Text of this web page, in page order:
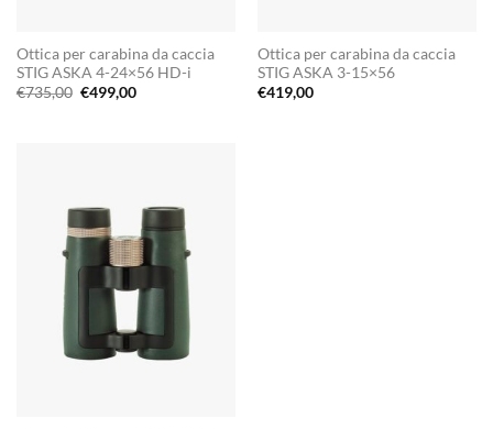
Ottica per carabina da caccia
STIG ASKA 4-24×56 HD-i
€735,00 Il
prezzo
€499,00Il
Ottica per carabina da caccia
STIG ASKA 3-15×56
€419,00